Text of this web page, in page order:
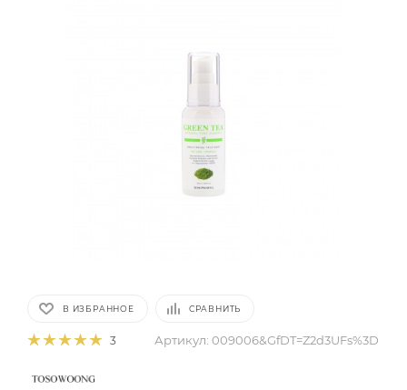
В ИЗБРАННОЕ СРАВНИТЬ
3 Артикул: 009006&GfDT=Z2d3UFs%3D